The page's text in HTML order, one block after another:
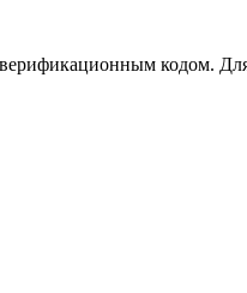
кодом.